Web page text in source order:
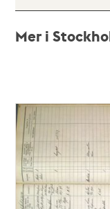
Mer i
teman